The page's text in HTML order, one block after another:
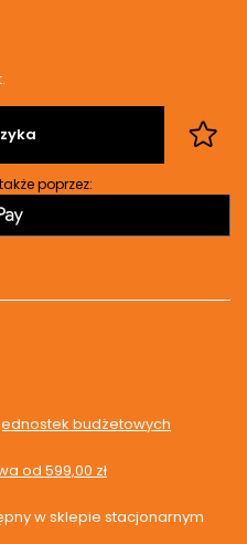
poprzez:
budżetowych
od 599,00 zł
w sklepie stacjonarnym